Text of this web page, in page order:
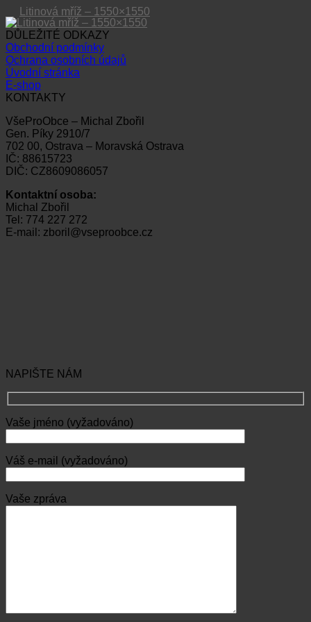
Litinová mříž – 1550×1550
DŮLEŽITÉ ODKAZY
Obchodní podmínky
Ochrana osobních údajů
Úvodní stránka
E-shop
KONTAKTY
VšeProObce – Michal Zbořil
Gen. Píky 2910/7
702 00, Ostrava – Moravská Ostrava
IČ: 88615723
DIČ: CZ8609086057
Kontaktní osoba:
Michal Zbořil
Tel: 774 227 272
E-mail: zboril@vseproobce.cz
NAPIŠTE NÁM
Vaše jméno (vyžadováno)
Váš e-mail (vyžadováno)
Vaše zpráva